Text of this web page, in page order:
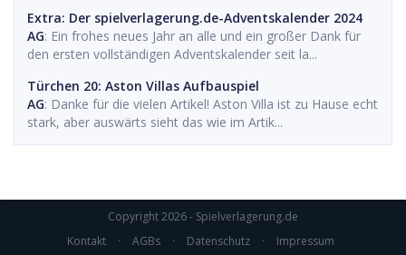
Extra: Der spielverlagerung.de-Adventskalender 2024
AG: Ein frohes neues Jahr an alle und ein großer Dank für
den ersten vollständigen Adventskalender seit la...
Türchen 20: Aston Villas Aufbauspiel
AG: Danke für die vielen Artikel! Aston Villa ist zu Hause echt
stark, aber auswärts sieht das wie im Artik...
Copyright 2026 - Spielverlagerung.de
Kontakt
· AGBs · Datenschutz · Impressum